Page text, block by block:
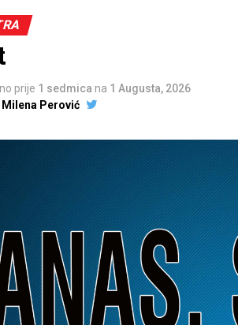
prije 1 sedmica na 1 Augusta, 2026
Milena Perović